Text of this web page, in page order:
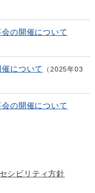
の開催について
について
2025年03
の開催について
シビリティ方針